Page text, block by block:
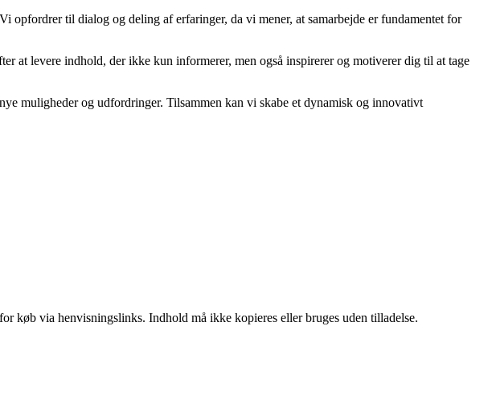
til dialog og deling af erfaringer, da vi mener, at samarbejde er fundamentet for
at levere indhold, der ikke kun informerer, men også inspirerer og motiverer dig til at tage
muligheder og udfordringer. Tilsammen kan vi skabe et dynamisk og innovativt
køb via henvisningslinks. Indhold må ikke kopieres eller bruges uden tilladelse.